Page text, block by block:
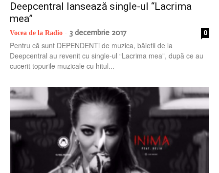
Deepcentral lansează single-ul “Lacrima
mea”
Vocea de la Radio - 3 decembrie 2017 0
Pentru că sunt DEPENDENTi de muzica, băietii de la
Deepcentral au revenit cu single-ul “Lacrima mea”, după ce au
cucerit topurile muzicale cu hitul...